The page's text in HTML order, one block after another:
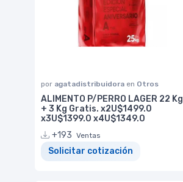
por agatadistribuidora en Otros
ALIMENTO P/PERRO LAGER 22 Kg
+ 3 Kg Gratis. x2U$1499.0
x3U$1399.0 x4U$1349.0
+193 Ventas
Solicitar cotización